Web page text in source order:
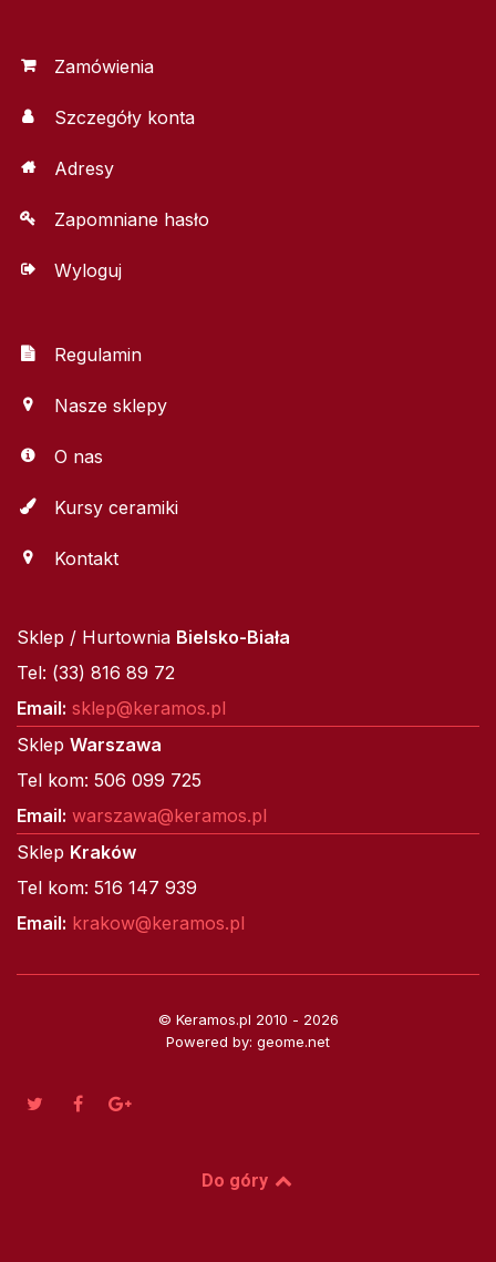
Zamówienia
Szczegóły konta
Adresy
Zapomniane hasło
Wyloguj
Regulamin
Nasze sklepy
O nas
Kursy ceramiki
Kontakt
Sklep / Hurtownia Bielsko-Biała
Tel: (33) 816 89 72
Email: sklep@keramos.pl
Sklep Warszawa
Tel kom: 506 099 725
Email: warszawa@keramos.pl
Sklep Kraków
Tel kom: 516 147 939
Email: krakow@keramos.pl
© Keramos.pl 2010 - 2026
Powered by: geome.net
Do góry